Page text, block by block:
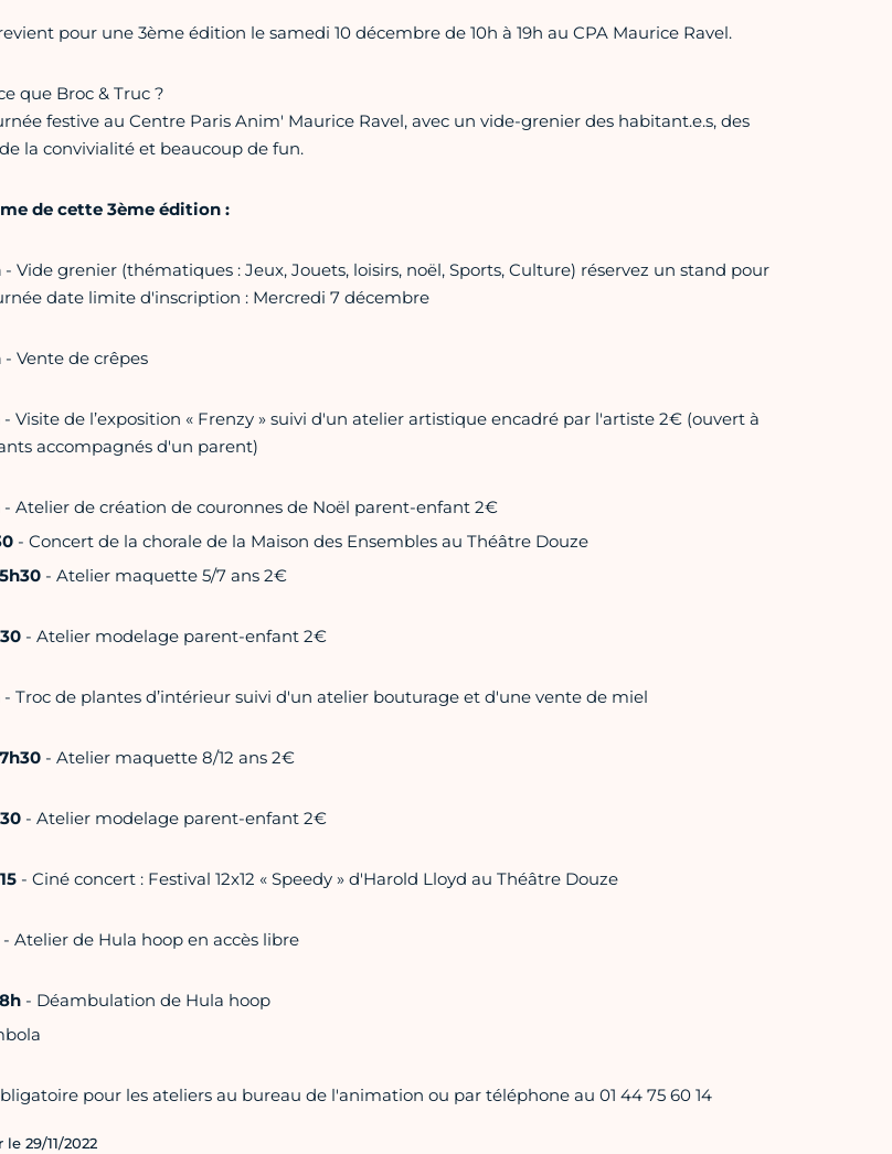
pour une 3ème édition le samedi 10 décembre de 10h à 19h au CPA Maurice Ravel.
que Broc & Truc ?
festive au Centre Paris Anim' Maurice Ravel, avec un vide-grenier des habitant.e.s, des
la convivialité et beaucoup de fun.
de cette 3ème édition :
- Vide grenier (thématiques : Jeux, Jouets, loisirs, noël, Sports, Culture) réservez un stand pour
date limite d'inscription : Mercredi 7 décembre
- Vente de crêpes
- Visite de l’exposition « Frenzy » suivi d'un atelier artistique encadré par l'artiste 2€ (ouvert à
accompagnés d'un parent)
- Atelier de création de couronnes de Noël parent-enfant 2€
- Concert de la chorale de la Maison des Ensembles au Théâtre Douze
- Atelier maquette 5/7 ans 2€
- Atelier modelage parent-enfant 2€
- Troc de plantes d’intérieur suivi d'un atelier bouturage et d'une vente de miel
- Atelier maquette 8/12 ans 2€
- Atelier modelage parent-enfant 2€
- Ciné concert : Festival 12x12 « Speedy » d'Harold Lloyd au Théâtre Douze
Atelier de Hula hoop en accès libre
- Déambulation de Hula hoop
pour les ateliers au bureau de l'animation ou par téléphone au 01 44 75 60 14
29/11/2022